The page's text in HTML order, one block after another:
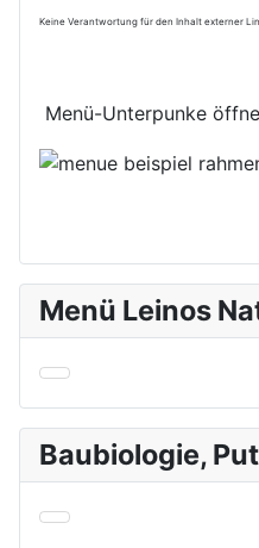
Keine Verantwortung für den Inhalt externer
Menü-Unterpunke
Menü Leinos
Baubiologie,